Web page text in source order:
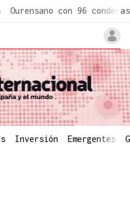
Ourensano con 96 condenas
Inversión Emergentes